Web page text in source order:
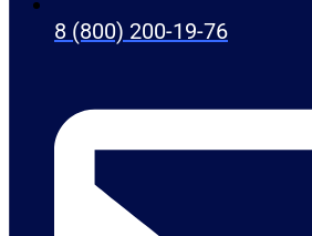
8 (800) 200-19-76